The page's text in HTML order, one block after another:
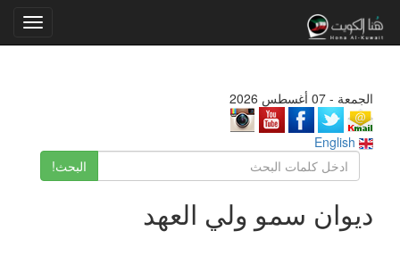
الجمعة - 07 أغسطس 2026
البحث!
ديوان سمو ولي العهد